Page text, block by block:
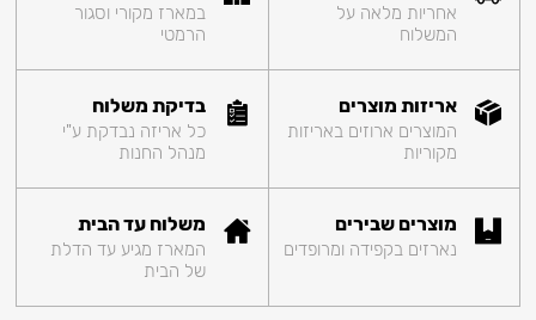
אחריות מלאה על
המשלוח
במארז מקורי וסגור
הרמטי
אריזות מוצרים
המוצרים ארוזים באריזות
מקוריות
בדיקת משלוח
כל אריזה נבדקת ע"י
מנהל החנות
מוצרים שבירים
נארזים בקפידה ומרופדים
משלוח עד הבית
המארז מגיע עד הדלת
של הבית